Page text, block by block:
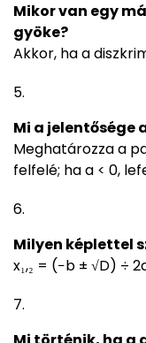
Mikor van egy
gyöke?
Akkor, ha a
Mi a jelentősége
Meghatározza a
felfelé; ha a < 0,
Milyen képlettel
x₁,₂ = (−b ± √D) ÷